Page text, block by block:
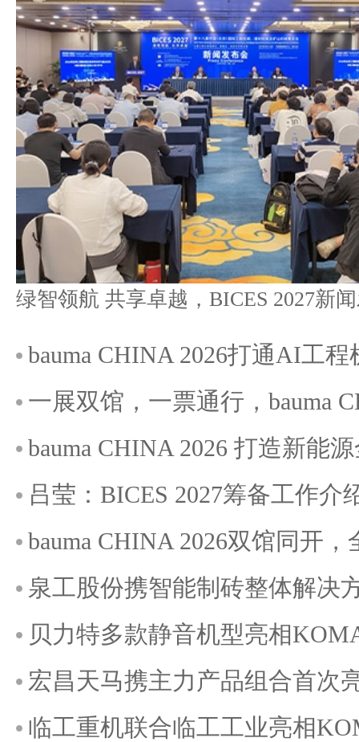
bauma CHINA 2026打通AI工
一展双馆，一票通行，bauma
bauma CHINA 2026 打造新能
吕莹：BICES 2027筹备工作介
bauma CHINA 2026双馆同开
泉工股份携智能制砖整体解决
贝力特多款静音机型亮相
宏昌天马携主力产品组合首次
临工重机联合临工工业亮相